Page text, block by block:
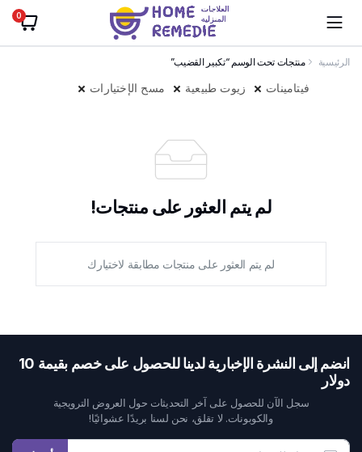
0
الرئيسية منتجات تحت الوسم “تكبير القضيب”
مسح الإختيارات زيوت طبيعية فيتامينات
لم يتم العثور على منتجات!
لم يتم العثور على منتجات مطابقة لاختيارك
انضم إلى النشرة الإخبارية لدينا للحصول على خصم بقيمة 10
دولار
سجل الآن للحصول على آخر التحديثات حول العروض الترويجية
والكوبونات. لا تقلق، نحن لسنا بريدًا عشوائيًا!